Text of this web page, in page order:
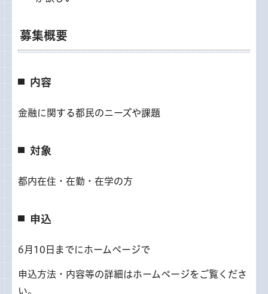
募集概要
内容
金融に関する都民のニーズや課題
対象
都内在住・在勤・在学の方
申込
6月10日までにホームページで
申込方法・内容等の詳細はホームページをご覧くださ
い。